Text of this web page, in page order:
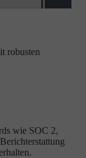
robusten
wie SOC 2,